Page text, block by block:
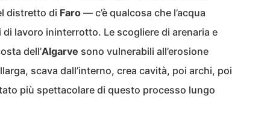
distretto di Faro — c’è qualcosa che l’acqua
lavoro ininterrotto. Le scogliere di arenaria e
dell’Algarve sono vulnerabili all’erosione
scava dall’interno, crea cavità, poi archi, poi
più spettacolare di questo processo lungo